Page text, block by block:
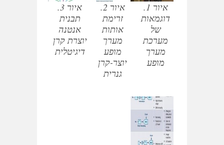
איור 1.
דוגמאות
של
מערכת
מערך
מופע
איור 2.
זרימת
אותות
מערך
מופע
יוצר-קרן
גנרית
איור 3.
תבנית
אנטנה
יוצרת קרן
דיגיטלית